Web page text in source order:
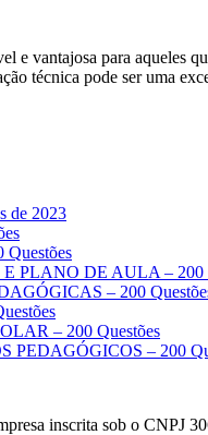
e vantajosa para aqueles
técnica pode ser uma
de 2023
PLANO DE AULA – 200
– 200
– 200 Questões
PEDAGÓGICOS – 200
inscrita sob o CNPJ